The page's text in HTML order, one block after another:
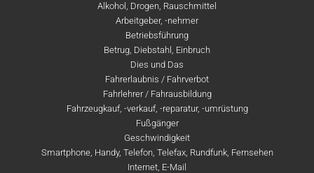
Alkohol, Drogen, Rauschmittel
Arbeitgeber, -nehmer
Betriebsführung
Betrug, Diebstahl, Einbruch
Dies und Das
Fahrerlaubnis / Fahrverbot
Fahrlehrer / Fahrausbildung
Fahrzeugkauf, -verkauf, -reparatur, -umrüstung
Fußgänger
Geschwindigkeit
Smartphone, Handy, Telefon, Telefax, Rundfunk, Fernsehen
Internet, E-Mail